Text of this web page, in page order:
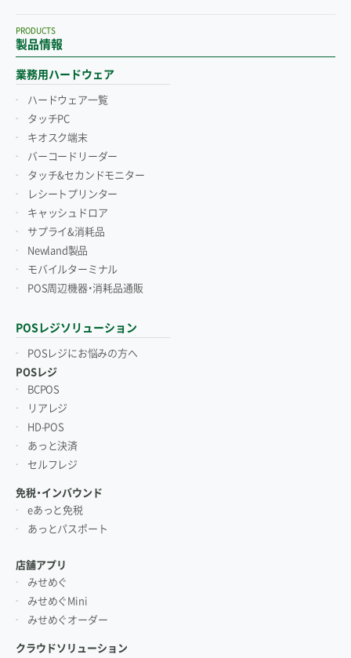
製品情報
PRODUCTS
業務用ハードウェア
ハードウェア一覧
タッチPC
キオスク端末
バーコードリーダー
タッチ&セカンドモニター
レシートプリンター
キャッシュドロア
サプライ&消耗品
Newland製品
モバイルターミナル
POS周辺機器・消耗品通販
POSレジソリューション
POSレジにお悩みの方へ
POSレジ
BCPOS
リアレジ
HD-POS
あっと決済
セルフレジ
免税・インバウンド
eあっと免税
あっとパスポート
店舗アプリ
みせめぐ
みせめぐMini
みせめぐオーダー
クラウドソリューション